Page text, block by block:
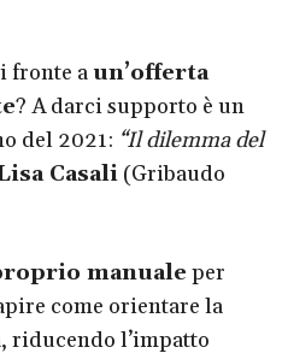
fronte aun’offerta
? A darci supporto è un
del 2021: “Il dilemma del
Casali (Gribaudo
manuale per
come orientare la
riducendo l’impatto